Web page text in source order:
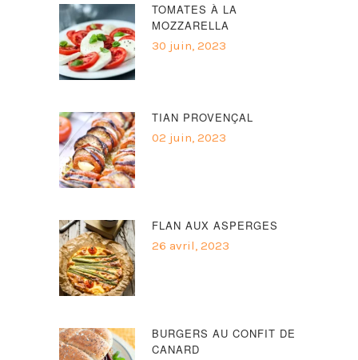
TOMATES À LA
MOZZARELLA
30 juin, 2023
TIAN PROVENÇAL
02 juin, 2023
FLAN AUX ASPERGES
26 avril, 2023
BURGERS AU CONFIT DE
CANARD